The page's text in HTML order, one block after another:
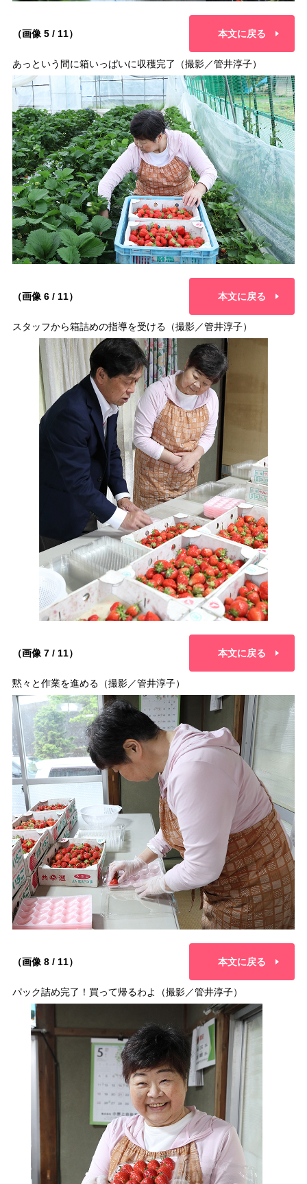
（画像 5 / 11） 本文に戻る
あっという間に箱いっぱいに収穫完了（撮影／管井淳子）
（画像 6 / 11） 本文に戻る
スタッフから箱詰めの指導を受ける（撮影／管井淳子）
（画像 7 / 11） 本文に戻る
黙々と作業を進める（撮影／管井淳子）
（画像 8 / 11） 本文に戻る
パック詰め完了！買って帰るわよ（撮影／管井淳子）